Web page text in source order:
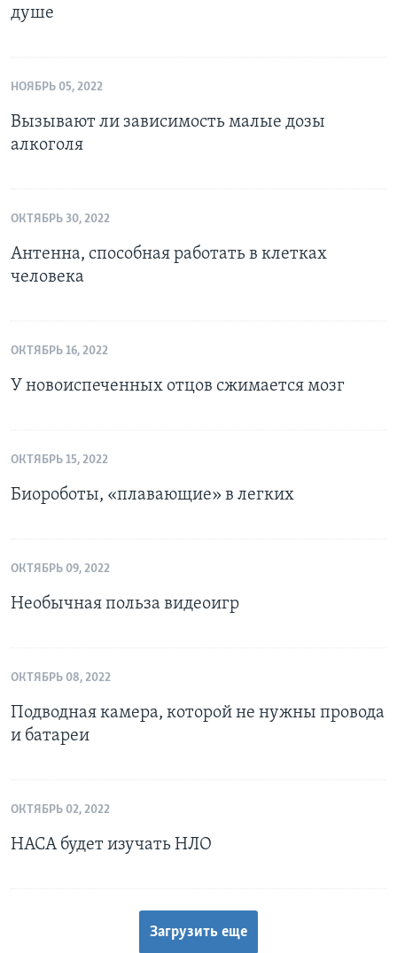
душе
НОЯБРЬ 05, 2022
Вызывают ли зависимость малые дозы
алкоголя
ОКТЯБРЬ 30, 2022
Антенна, способная работать в клетках
человека
ОКТЯБРЬ 16, 2022
У новоиспеченных отцов сжимается мозг
ОКТЯБРЬ 15, 2022
Биороботы, «плавающие» в легких
ОКТЯБРЬ 09, 2022
Необычная польза видеоигр
ОКТЯБРЬ 08, 2022
Подводная камера, которой не нужны провода
и батареи
ОКТЯБРЬ 02, 2022
НАСА будет изучать НЛО
Загрузить еще